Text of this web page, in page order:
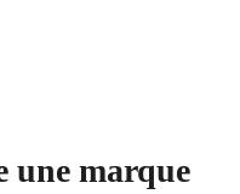
une marque